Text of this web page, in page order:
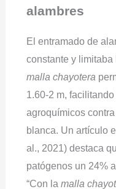
alambres
El entramado de
constante y
malla chayotera
1.60-2 m,
agroquímicos
blanca. Un artículo
al., 2021) destaca
patógenos un 24%
“Con la malla